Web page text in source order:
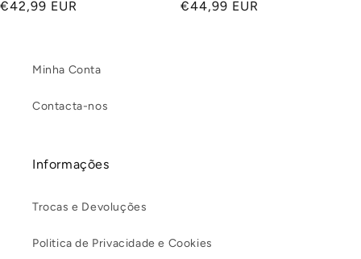
Preço
€42,99 EUR
Preço
€44,99 EUR
Minha Conta
Contacta-nos
Informações
Trocas e Devoluções
Politica de Privacidade e Cookies